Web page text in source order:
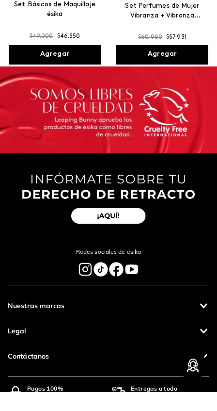
Set Básicos de Maquillaje
ésika
$49.000 $46.550
Agregar
Set Perfumes de Mujer
Vibranza + Vibranza
$60.980 $57.931
Agregar
Redes sociales de ésika
Nuestras marcas
Legal
Contáctanos
Pagos 100%
Entregas a todo